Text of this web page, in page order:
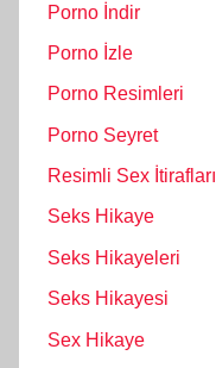
Porno İndir
Porno İzle
Porno Resimleri
Porno Seyret
Resimli Sex İtirafları
Seks Hikaye
Seks Hikayeleri
Seks Hikayesi
Sex Hikaye